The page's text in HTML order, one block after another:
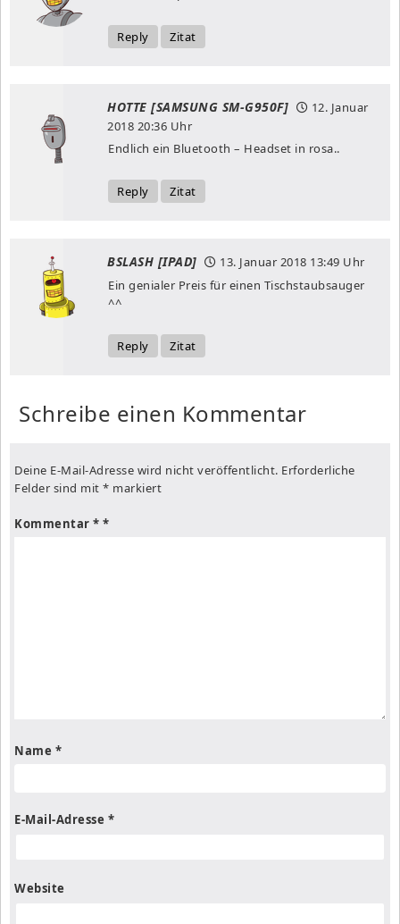
Reply Zitat
HOTTE [SAMSUNG SM-G950F]
12. Januar
2018 20:36 Uhr
Endlich ein Bluetooth – Headset in rosa..
Reply Zitat
BSLASH [IPAD] 13. Januar 2018 13:49 Uhr
Ein genialer Preis für einen Tischstaubsauger
^^
Reply Zitat
Schreibe einen Kommentar
Deine E-Mail-Adresse wird nicht veröffentlicht. Erforderliche
Felder sind mit * markiert
Kommentar *
Name *
E-Mail-Adresse *
Website